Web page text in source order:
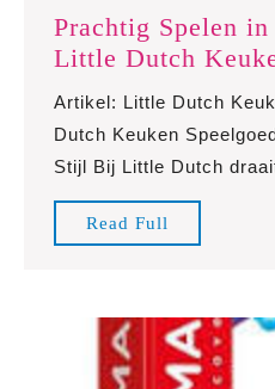
Prachtig Spelen
Little Dutch
Artikel: Little Dutch
Dutch Keuken
Stijl Bij Little Dutch
Read Full
Full